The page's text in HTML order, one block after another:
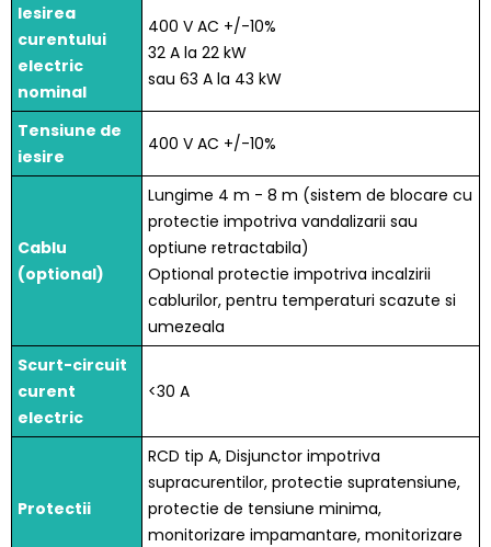
Iesirea
curentului
electric
nominal
400 V AC +/-10%
32 A la 22 kW
sau 63 A la 43 kW
Tensiune de
iesire
400 V AC +/-10%
Cablu
(optional)
Lungime 4 m - 8 m (sistem de blocare cu
protectie impotriva vandalizarii sau
optiune retractabila)
Optional protectie impotriva incalzirii
cablurilor, pentru temperaturi scazute si
umezeala
Scurt-circuit
curent
electric
<30 A
Protectii
RCD tip A, Disjunctor impotriva
supracurentilor, protectie supratensiune,
protectie de tensiune minima,
monitorizare impamantare, monitorizare